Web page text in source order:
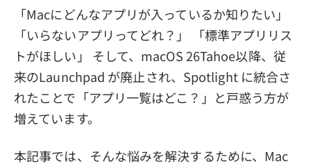
返金について
「Macにどんなアプリが入っているか知りたい」
「いらないアプリってどれ？」 「標準アプリリス
トがほしい」 そして、macOS 26Tahoe以降、従
来のLaunchpad が廃止され、Spotlight に統合さ
れたことで「アプリ一覧はどこ？」と戸惑う方が
増えています。
本記事では、そんな悩みを解決するために、Mac